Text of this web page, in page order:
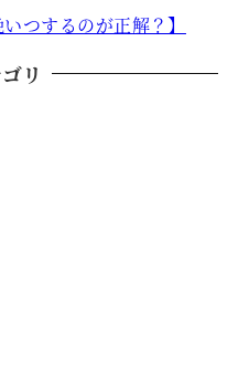
つするのが正解？】
リ